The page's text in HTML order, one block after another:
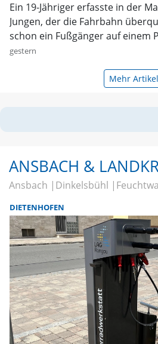
Ein 19-Jähriger erfasste in der
Jungen, der die Fahrbahn
schon ein Fußgänger auf einem
gestern
Mehr Artikel
ANSBACH &
Ansbach Dinkelsbühl
DIETENHOFEN